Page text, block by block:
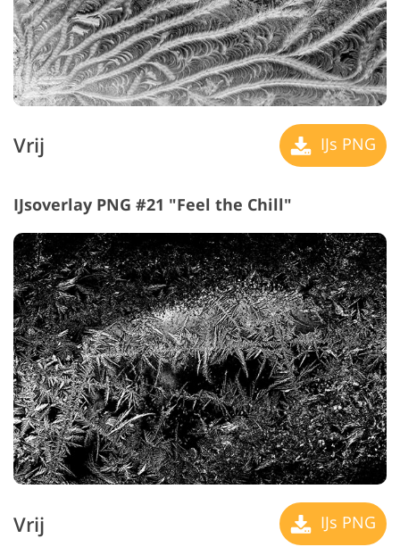
Vrij IJs PNG
IJsoverlay PNG #21 "Feel the Chill"
Vrij IJs PNG